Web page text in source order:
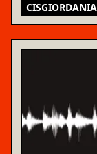
CISGIORDANIA